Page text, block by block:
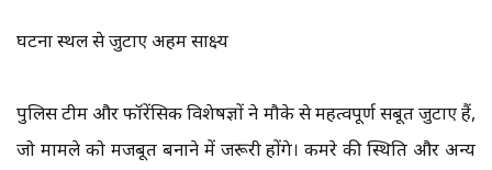
घटना स्थल से जुटाए अहम साक्ष्य
पुलिस टीम और फॉरेंसिक विशेषज्ञों ने मौके से महत्वपूर्ण सबूत जुटाए हैं,
जो मामले को मजबूत बनाने में जरूरी होंगे। कमरे की स्थिति और अन्य